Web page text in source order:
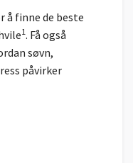
å finne de beste
1. Få også
søvn,
påvirker